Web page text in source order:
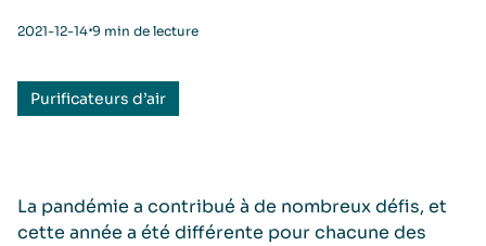
2021-12-14⋅9 min de lecture
Purificateurs d’air
La pandémie a contribué à de nombreux défis, et
cette année a été différente pour chacune des